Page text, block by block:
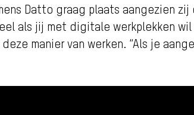
Datto graag plaats aangezien
als jij met digitale werkplekken
manier van werken. “Als je